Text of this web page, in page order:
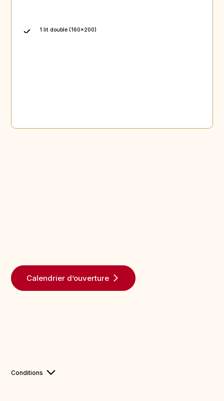
1 lit double (160x200)
Calendrier d’ouverture
Conditions